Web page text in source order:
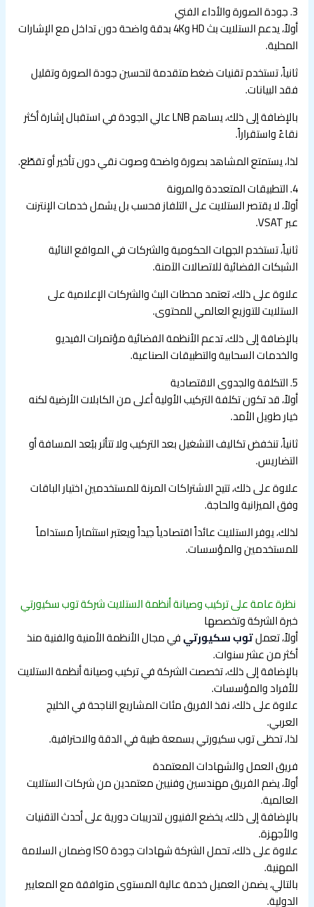
3. جودة الصورة والأداء الفني
أولاً، يدعم الستلايت بث HD و4K بدقة واضحة دون تداخل مع الإشارات
المحلية.
ثانياً، تستخدم تقنيات ضغط متقدمة لتحسين جودة الصورة وتقليل
فقد البيانات.
بالإضافة إلى ذلك، يساهم LNB عالي الجودة في استقبال إشارة أكثر
نقاءً واستقراراً.
لذا، يستمتع المشاهد بصورة واضحة وصوت نقي دون تأخير أو تقطّع.
4. التطبيقات المتعددة والمرونة
أولاً، لا يقتصر الستلايت على التلفاز فحسب بل يشمل خدمات الإنترنت
عبر VSAT.
ثانياً، تستخدم الجهات الحكومية والشركات في المواقع النائية
الشبكات الفضائية للاتصالات الآمنة.
علاوة على ذلك، تعتمد محطات البث والشركات الإعلامية على
الستلايت للتوزيع العالمي للمحتوى.
بالإضافة إلى ذلك، تدعم الأنظمة الفضائية مؤتمرات الفيديو
والخدمات السحابية والتطبيقات الصناعية.
5. التكلفة والجدوى الاقتصادية
أولاً، قد تكون تكلفة التركيب الأولية أعلى من الكابلات الأرضية لكنه
خيار طويل الأمد.
ثانياً، تنخفض تكاليف التشغيل بعد التركيب ولا تتأثر ببُعد المسافة أو
التضاريس.
علاوة على ذلك، تتيح الاشتراكات المرنة للمستخدمين اختيار الباقات
وفق الميزانية والحاجة.
لذلك، يوفر الستلايت عائداً اقتصادياً جيداً ويعتبر استثماراً مستداماً
للمستخدمين والمؤسسات.
نظرة عامة على تركيب وصيانة أنظمة الستلايت شركة توب سكيورتي
خبرة الشركة وتخصصها
أولاً، تعملتوب سكيورتيفي مجال الأنظمة الأمنية والفنية منذ
أكثر من عشر سنوات.
بالإضافة إلى ذلك، تخصصت الشركة في تركيب وصيانة أنظمة الستلايت
للأفراد والمؤسسات.
علاوة على ذلك، نفذ الفريق مئات المشاريع الناجحة في الخليج
العربي.
لذا، تحظى توب سكيورتي بسمعة طيبة في الدقة والاحترافية.
فريق العمل والشهادات المعتمدة
أولاً، يضم الفريق مهندسين وفنيين معتمدين من شركات الستلايت
العالمية.
بالإضافة إلى ذلك، يخضع الفنيون لتدريبات دورية على أحدث التقنيات
والأجهزة.
علاوة على ذلك، تحمل الشركة شهادات جودة ISO وضمان السلامة
المهنية.
بالتالي، يضمن العميل خدمة عالية المستوى متوافقة مع المعايير
الدولية.